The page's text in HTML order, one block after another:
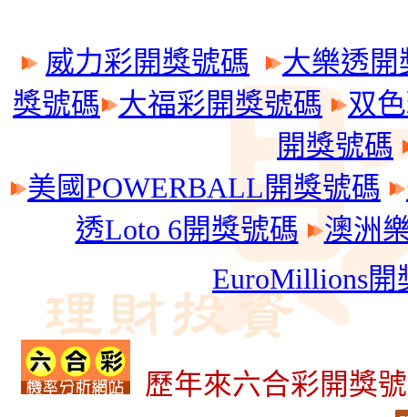
威力彩開獎號碼
大樂透開
獎號碼
大福彩開獎號碼
双
開獎號碼
美國POWERBALL開獎號碼
透Loto 6開獎號碼
澳洲
EuroMillions開
歷年來六合彩開獎